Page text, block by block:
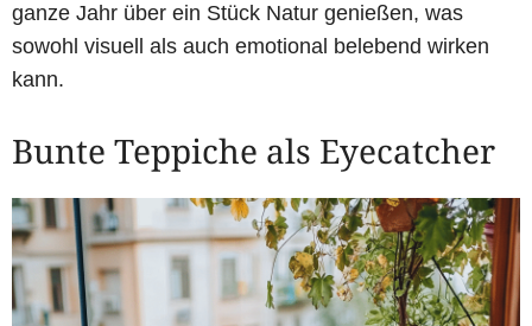
ganze Jahr über ein Stück Natur genießen, was
sowohl visuell als auch emotional belebend wirken
kann.
Bunte Teppiche als Eyecatcher